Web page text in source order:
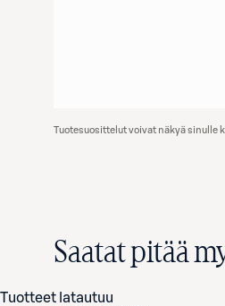
Tuotesuosittelut voivat näkyä sinulle
Saatat pitää
Tuotteet latautuu